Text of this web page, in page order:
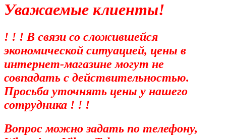
Уважаемые клиенты!
! ! ! В связи со сложившейся
экономической ситуацией, цены в
интернет-магазине могут не
совпадать с действительностью.
Просьба уточнять цены у нашего
сотрудника ! ! !
Вопрос можно задать по телефону,